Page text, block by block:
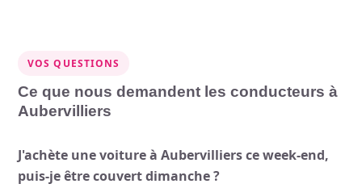
VOS QUESTIONS
Ce que nous demandent les conducteurs à
Aubervilliers
J'achète une voiture à Aubervilliers ce week-end,
puis-je être couvert dimanche ?